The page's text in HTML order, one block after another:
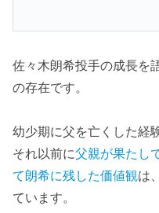
佐々木朗希投手の成長を
の存在です。
幼少期に父を亡くした経
それ以前に父親が果たし
て朗希に残した価値観は
ています。